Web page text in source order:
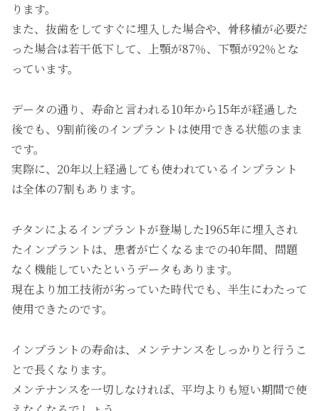
ります。
また、抜歯をしてすぐに埋入した場合や、骨移植が必要だ
った場合は若干低下して、上顎が87％、下顎が92％とな
っています。
データの通り、寿命と言われる10年から15年が経過した
後でも、9割前後のインプラントは使用できる状態のまま
です。
実際に、20年以上経過しても使われているインプラント
は全体の7割もあります。
チタンによるインプラントが登場した1965年に埋入され
たインプラントは、患者が亡くなるまでの40年間、問題
なく機能していたというデータもあります。
現在より加工技術が劣っていた時代でも、半生にわたって
使用できたのです。
インプラントの寿命は、メンテナンスをしっかりと行うこ
とで長くなります。
メンテナンスを一切しなければ、平均よりも短い期間で使